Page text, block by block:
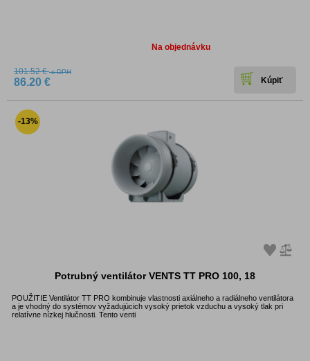
Na objednávku
101.52 €s DPH
86.20 €
-13%
Potrubný ventilátor VENTS TT PRO 100, 18
POUŽITIE Ventilátor TT PRO kombinuje vlastnosti axiálneho a radiálneho ventilátora
a je vhodný do systémov vyžadujúcich vysoký prietok vzduchu a vysoký tlak pri
relatívne nízkej hlučnosti. Tento venti